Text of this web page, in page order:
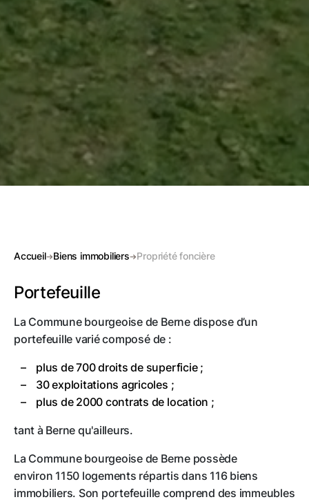
Accueil Biens immobiliers Propriété foncière
Portefeuille
La Commune bourgeoise de Berne dispose d’un
portefeuille varié composé de :
plus de 700 droits de superficie ;
30 exploitations agricoles ;
plus de 2000 contrats de location ;
tant à Berne qu'ailleurs.
La Commune bourgeoise de Berne possède
environ 1150 logements répartis dans 116 biens
immobiliers. Son portefeuille comprend des immeubles